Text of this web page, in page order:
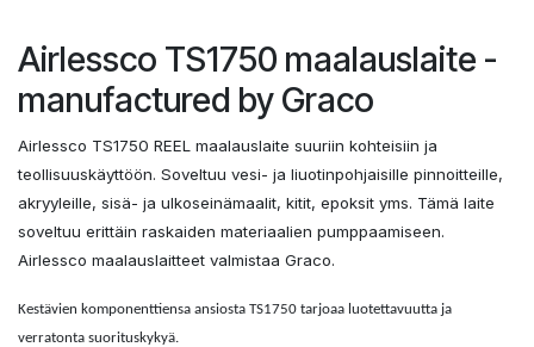
Airlessco TS1750 maalauslaite -
manufactured by Graco
Airlessco TS1750 REEL maalauslaite suuriin kohteisiin ja
teollisuuskäyttöön. Soveltuu vesi- ja liuotinpohjaisille pinnoitteille,
akryyleille, sisä- ja ulkoseinämaalit, kitit, epoksit yms. Tämä laite
soveltuu erittäin raskaiden materiaalien pumppaamiseen.
Airlessco maalauslaitteet valmistaa Graco.
Kestävien komponenttiensa ansiosta TS1750 tarjoaa luotettavuutta ja
verratonta suorituskykyä.